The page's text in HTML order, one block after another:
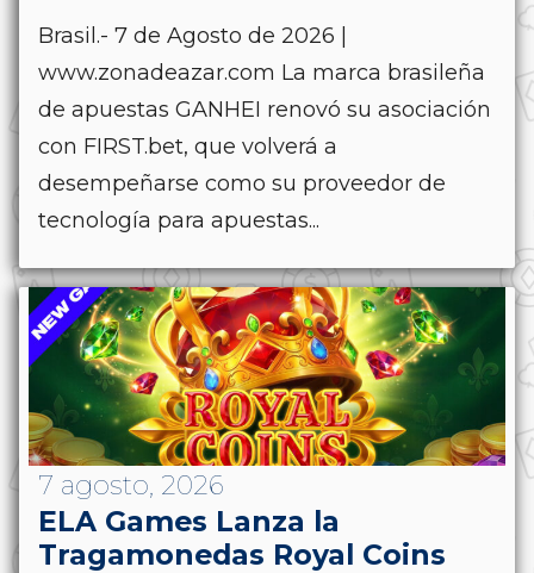
Brasil.- 7 de Agosto de 2026 |
www.zonadeazar.com La marca brasileña
de apuestas GANHEI renovó su asociación
con FIRST.bet, que volverá a
desempeñarse como su proveedor de
tecnología para apuestas...
7 agosto, 2026
ELA Games Lanza la
Tragamonedas Royal Coins